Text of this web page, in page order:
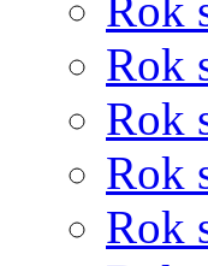
Rok
Rok
Rok
Rok
Rok